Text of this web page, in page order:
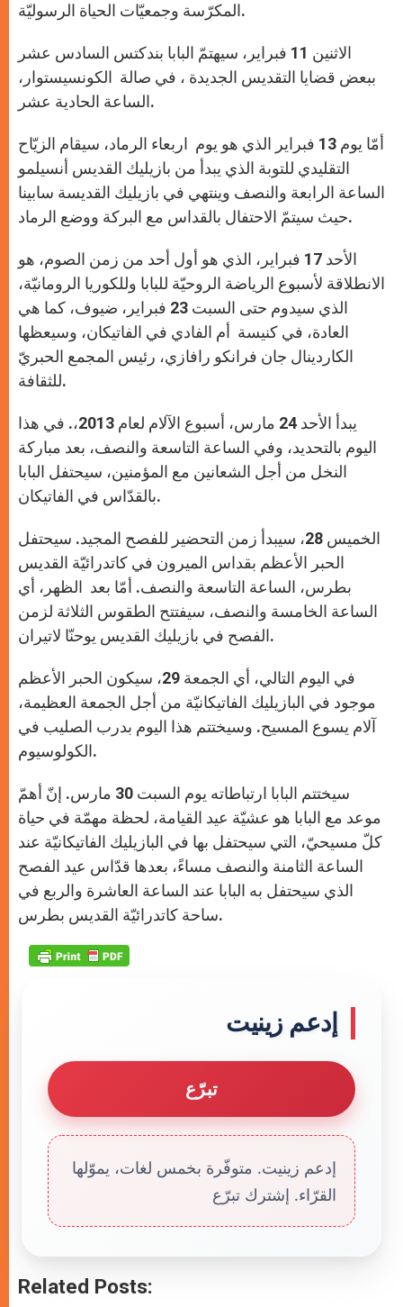
المكرّسة وجمعيّات الحياة الرسوليّة.
الاثنين 11 فبراير، سيهتمّ البابا بندكتس السادس عشر
ببعض قضايا التقديس الجديدة ، في صالة الكونسيستوار،
الساعة الحادية عشر.
أمّا يوم 13 فبراير الذي هو يوم اربعاء الرماد، سيقام الزيّاح
التقليدي للتوبة الذي يبدأ من بازيليك القديس أنسيلمو
الساعة الرابعة والنصف وينتهي في بازيليك القديسة سابينا
حيث سيتمّ الاحتفال بالقداس مع البركة ووضع الرماد.
الأحد 17 فبراير، الذي هو أول أحد من زمن الصوم، هو
الانطلاقة لأسبوع الرياضة الروحيّة للبابا وللكوريا الرومانيّة،
الذي سيدوم حتى السبت 23 فبراير، ضيوف، كما هي
العادة، في كنيسة أم الفادي في الفاتيكان، وسيعظها
الكاردينال جان فرانكو رافازي، رئيس المجمع الحبريّ
للثقافة.
يبدأ الأحد 24 مارس، أسبوع الآلام لعام 2013،. في هذا
اليوم بالتحديد، وفي الساعة التاسعة والنصف، بعد مباركة
النخل من أجل الشعانين مع المؤمنين، سيحتفل البابا
بالقدّاس في الفاتيكان.
الخميس 28، سيبدأ زمن التحضير للفصح المجيد. سيحتفل
الحبر الأعظم بقداس الميرون في كاتدرائيّة القديس
بطرس، الساعة التاسعة والنصف. أمّا بعد الظهر، أي
الساعة الخامسة والنصف، سيفتتح الطقوس الثلاثة لزمن
الفصح في بازيليك القديس يوحنّا لاتيران.
في اليوم التالي، أي الجمعة 29، سيكون الحبر الأعظم
موجود في البازيليك الفاتيكانيّة من أجل الجمعة العظيمة،
آلام يسوع المسيح. وسيختتم هذا اليوم بدرب الصليب في
الكولوسيوم.
سيختتم البابا ارتباطاته يوم السبت 30 مارس. إنّ أهمّ
موعد مع البابا هو عشيّة عيد القيامة، لحظة مهمّة في حياة
كلّ مسيحيّ، التي سيحتفل بها في البازيليك الفاتيكانيّة عند
الساعة الثامنة والنصف مساءً، بعدها قدّاس عيد الفصح
الذي سيحتفل به البابا عند الساعة العاشرة والربع في
ساحة كاتدرائيّة القديس بطرس.
إدعم زينيت
تبرّع
إدعم زينيت. متوفّرة بخمس لغات، يموّلها
القرّاء. إشترك تبرّع
Related Posts: